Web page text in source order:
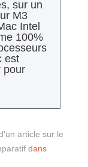
sur un
M3
Intel
100%
est
pour
article sur le
dans